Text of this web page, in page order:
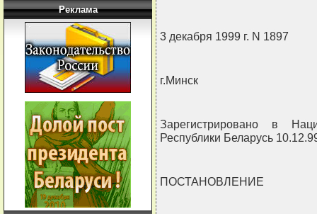
Реклама
3 декабря 1999 г. N 1897
г.Минск
Зарегистрировано в
Республики Беларусь
ПОСТАНОВЛЕНИЕ